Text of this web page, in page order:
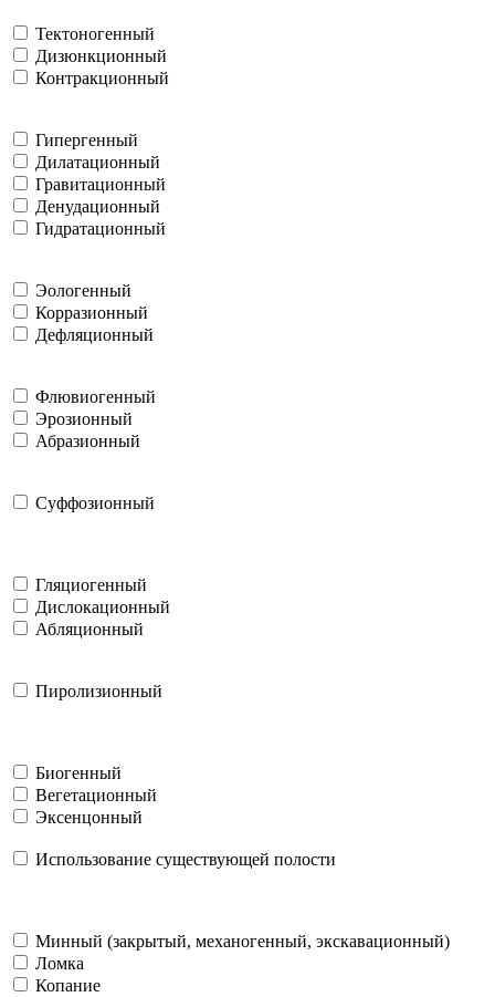
Тектоногенный
Дизюнкционный
Контракционный
Гипергенный
Дилатационный
Гравитационный
Денудационный
Гидратационный
Эологенный
Корразионный
Дефляционный
Флювиогенный
Эрозионный
Абразионный
Суффозионный
Гляциогенный
Дислокационный
Абляционный
Пиролизионный
Биогенный
Вегетационный
Эксенцонный
Использование существующей полости
Минный (закрытый, механогенный, экскавационный)
Ломка
Копание